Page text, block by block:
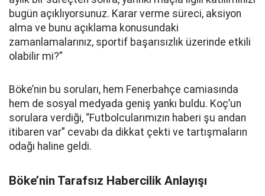
bugün açıklıyorsunuz. Karar verme süreci, aksiyon
alma ve bunu açıklama konusundaki
zamanlamalarınız, sportif başarısızlık üzerinde etkili
olabilir mi?”
Böke’nin bu soruları, hem Fenerbahçe camiasında
hem de sosyal medyada geniş yankı buldu. Koç’un
sorulara verdiği, “Futbolcularımızın haberi şu andan
itibaren var” cevabı da dikkat çekti ve tartışmaların
odağı haline geldi.
Böke’nin Tarafsız Habercilik Anlayışı